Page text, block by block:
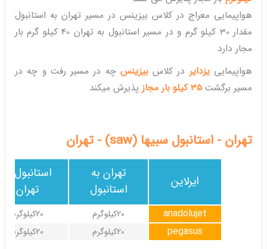
هواپیمایی معراج در کلاس بیزینس در مسیر تهران به استانبول
مقدار 30 کیلو گرم و در مسیر استانبول به تهران 40 کیلو گرم بار
مجار دارد
هواپیمایییزدایر در کلاسبیزینس چه در مسیر رفت و چه در
مسیر برگشت35 کیلو بار مجاز پذیرش میکند
تهران - استانبول سبیها (saw) - تهران
استانبول به
تهران
تهران به
استانبول
ایرلاین
20کیلوگرم 20کیلوگرم anadolujet
20کیلوگرم 20کیلوگرم pegasus